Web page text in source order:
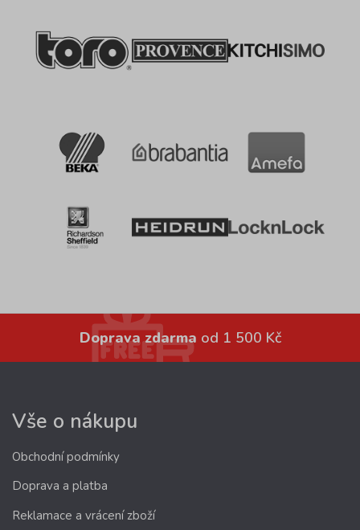
Doprava zdarma od 1 500 Kč
Vše o nákupu
Obchodní podmínky
Doprava a platba
Reklamace a vrácení zboží